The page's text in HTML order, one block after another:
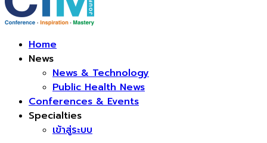
Home
News
News & Technology
Public Health News
Conferences & Events
Specialties
เข้าสู่ระบบ